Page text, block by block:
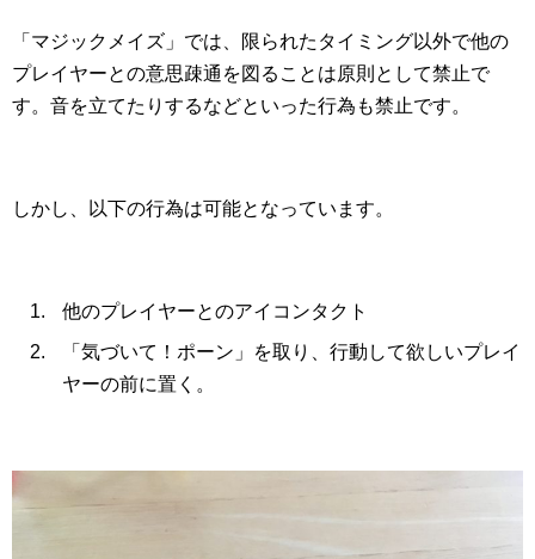
「マジックメイズ」では、限られたタイミング以外で他の
プレイヤーとの意思疎通を図ることは原則として禁止で
す。音を立てたりするなどといった行為も禁止です。
しかし、以下の行為は可能となっています。
他のプレイヤーとのアイコンタクト
「気づいて！ポーン」を取り、行動して欲しいプレイ
ヤーの前に置く。